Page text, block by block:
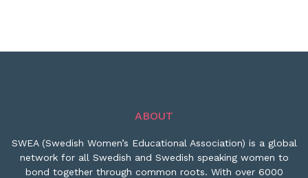
ABOUT
SWEA (Swedish Women’s Educational Association) is a global
network for all Swedish and Swedish speaking women to
bond together through common roots. With over 6000